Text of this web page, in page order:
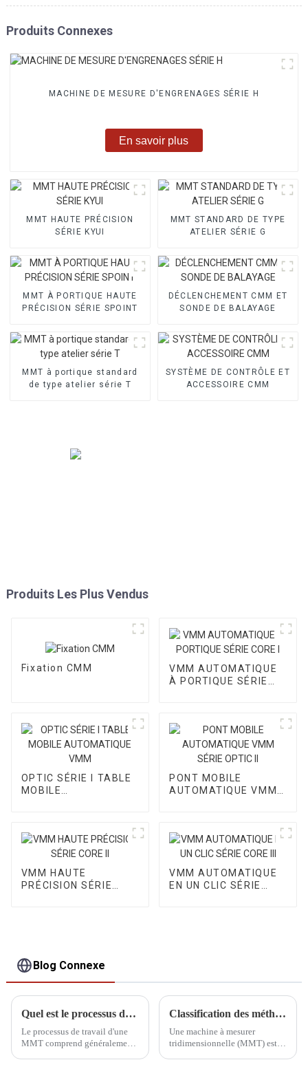
Produits Connexes
MACHINE DE MESURE D'ENGRENAGES SÉRIE H
En savoir plus
MMT HAUTE PRÉCISION
SÉRIE KYUI
MMT STANDARD DE TYPE
ATELIER SÉRIE G
MMT À PORTIQUE HAUTE
PRÉCISION SÉRIE SPOINT
DÉCLENCHEMENT CMM ET
SONDE DE BALAYAGE
MMT à portique standard
de type atelier série T
SYSTÈME DE CONTRÔLE ET
ACCESSOIRE CMM
Produits Les Plus Vendus
Fixation CMM
VMM AUTOMATIQUE
À PORTIQUE SÉRIE
OPTIC SÉRIE I TABLE
MOBILE
PONT MOBILE
AUTOMATIQUE VMM
VMM HAUTE
PRÉCISION SÉRIE
VMM AUTOMATIQUE
EN UN CLIC SÉRIE
Blog Connexe
Quel est le processus de travail d'une MMT
Le processus de travail d'une
MMT comprend généralement
Classification des méthodes de mesure de la MMT
Une machine à mesurer
tridimensionnelle (MMT) est